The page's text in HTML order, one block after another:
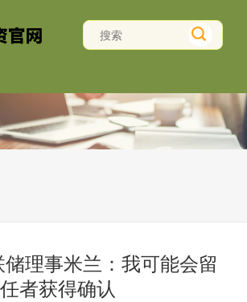
理事米兰：我可能会留
者获得确认